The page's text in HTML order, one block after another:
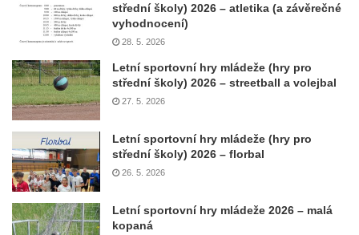
střední školy) 2026 – atletika (a závěrečné
vyhodnocení)
28. 5. 2026
Letní sportovní hry mládeže (hry pro
střední školy) 2026 – streetball a volejbal
27. 5. 2026
Letní sportovní hry mládeže (hry pro
střední školy) 2026 – florbal
26. 5. 2026
Letní sportovní hry mládeže 2026 – malá
kopaná